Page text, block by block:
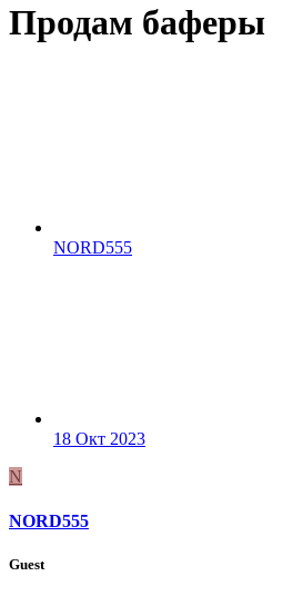
Продам баферы
NORD555
18 Окт 2023
N
NORD555
Guest